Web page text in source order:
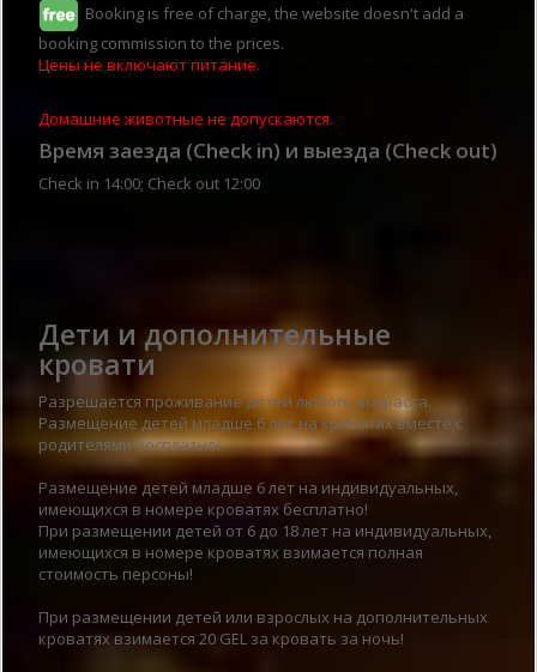
Booking is free of charge, the website doesn't add a
booking commission to the prices.
Цены не включают питание.
Домашние животные не допускаются.
Время заезда (Check in) и выезда (Check out)
Check in 14:00; Check out 12:00
Дети и дополнительные
кровати
Разрешается проживание детей любого возраста.
Размещение детей младше 6 лет на кроватях вместе с
родителями бесплатно!
Размещение детей младше 6 лет на индивидуальных,
имеющихся в номере кроватях бесплатно!
При размещении детей от 6 до 18 лет на индивидуальных,
имеющихся в номере кроватях взимается полная
стоимость персоны!
При размещении детей или взрослых на дополнительных
кроватях взимается 20 GEL за кровать за ночь!